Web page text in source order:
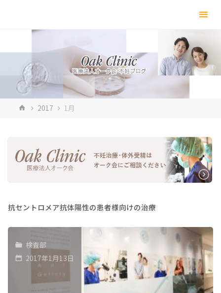
キ
ホ 2017 1月
抗セントロメア抗体陽性の患者様向けの治療
検査部
2017年1月13日